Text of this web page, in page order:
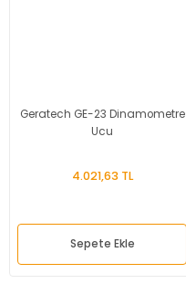
Geratech GE-23 Dinamometre
Ucu
4.021,63 TL
Sepete Ekle